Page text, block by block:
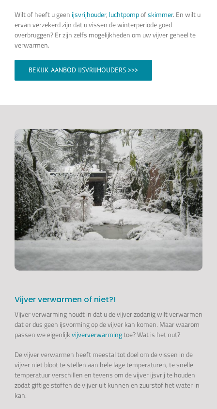
Wilt of heeft u geen ijsvrijhouder, luchtpompofskimmer. En wilt u
ervan verzekerd zijn dat u vissen de winterperiode goed
overbruggen? Er zijn zelfs mogelijkheden om uw vijver geheel te
verwarmen.
BEKIJK AANBOD IJSVRIJHOUDERS >>>
Vijver verwarmen of niet?!
Vijver verwarming houdt in dat u de vijver zodanig wilt verwarmen
dat er dus geen ijsvorming op de vijver kan komen. Maar waarom
passen we eigenlijkvijververwarmingtoe? Wat is het nut?
De vijver verwarmen heeft meestal tot doel om de vissen in de
vijver niet bloot te stellen aan hele lage temperaturen, te snelle
temperatuur verschillen en tevens om de vijver ijsvrij te houden
zodat giftige stoffen de vijver uit kunnen en zuurstof het water in
kan.